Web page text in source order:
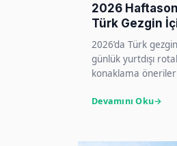
2026
Türk Gezgin
2026’da Türk
günlük yurtdışı
konaklama
Devamını Oku